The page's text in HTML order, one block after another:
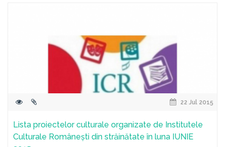
22 Jul 2015
Lista proiectelor culturale organizate de Institutele
Culturale Românești din străinătate în luna IUNIE